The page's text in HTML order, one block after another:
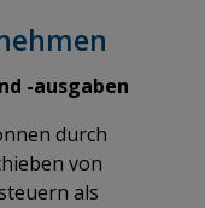
-ausgaben
durch
von
als